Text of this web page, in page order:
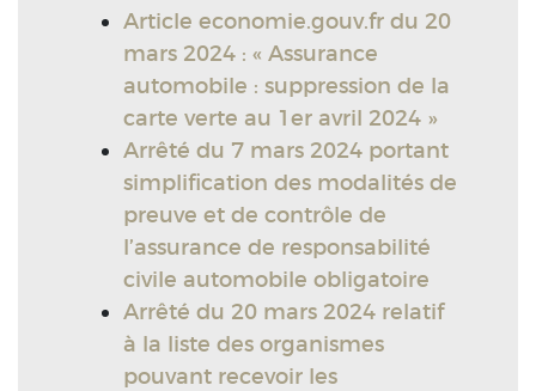
Article economie.gouv.fr du 20
mars 2024 : « Assurance
automobile : suppression de la
carte verte au 1er avril 2024 »
Arrêté du 7 mars 2024 portant
simplification des modalités de
preuve et de contrôle de
l’assurance de responsabilité
civile automobile obligatoire
Arrêté du 20 mars 2024 relatif
à la liste des organismes
pouvant recevoir les